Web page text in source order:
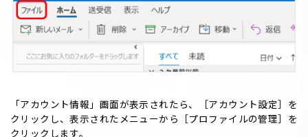
「アカウント情報」画面が表示されたら、［アカウント設定］を
クリックし、表示されたメニューから［プロファイルの管理］を
クリックします。